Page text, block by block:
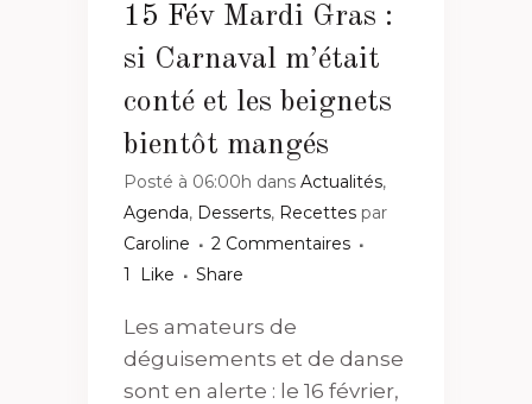
15 Fév Mardi Gras :
si Carnaval m’était
conté et les beignets
bientôt mangés
Posté à 06:00h dans Actualités,
Agenda, Desserts, Recettes par
Caroline
2 Commentaires
1
Like Share
Les amateurs de
déguisements et de danse
sont en alerte : le 16 février,